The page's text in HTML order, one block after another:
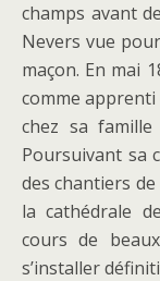
champs avant
Nevers vue
maçon. En mai
comme apprenti
chez sa
Poursuivant sa
des chantiers
la cathédrale
cours de
s’installer